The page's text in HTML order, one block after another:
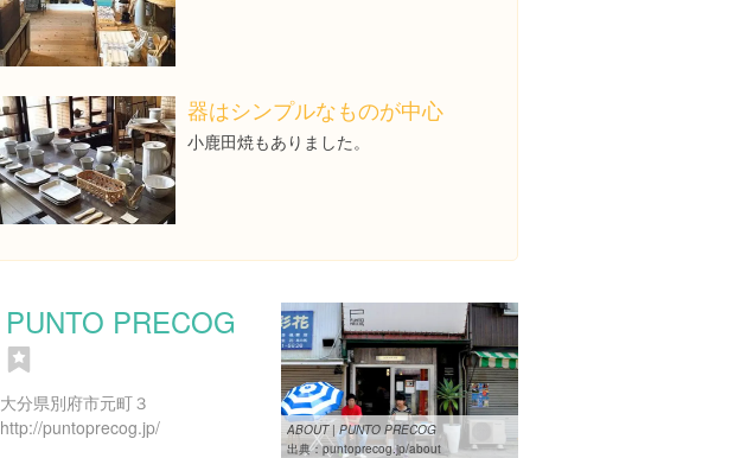
器はシンプルなものが中心
小鹿田焼もありました。
PUNTO PRECOG
大分県別府市元町３
http://puntoprecog.jp/
ABOUT | PUNTO PRECOG
出典：puntoprecog.jp/about